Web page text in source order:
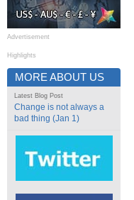
Advertisement
Highlights
MORE ABOUT US
Latest Blog Post
Change is not always a
bad thing (Jan 1)